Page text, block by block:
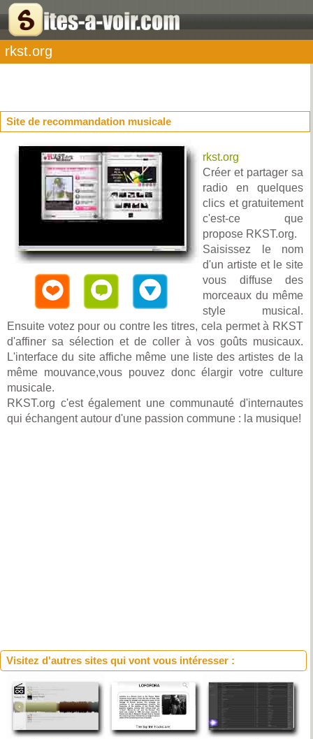
rkst.org
Site de recommandation musicale
rkst.org
Créer et partager sa
radio en quelques
clics et gratuitement
c'est-ce que
propose RKST.org.
Saisissez le nom
d'un artiste et le site
vous diffuse des
morceaux du même
style musical.
Ensuite votez pour ou contre les titres, cela permet à RKST
d'affiner sa sélection et de coller à vos goûts musicaux.
L'interface du site affiche même une liste des artistes de la
même mouvance,vous pouvez donc élargir votre culture
musicale.
RKST.org c'est également une communauté d'internautes
qui échangent autour d'une passion commune : la musique!
Visitez d'autres sites qui vont vous intéresser :